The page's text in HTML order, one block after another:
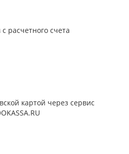
расчетного счета
картой через сервис